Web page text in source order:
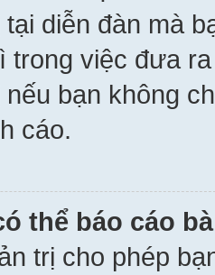
diễn đàn mà
trong việc đưa
bạn không
cáo.
thể báo cáo
trị cho phép